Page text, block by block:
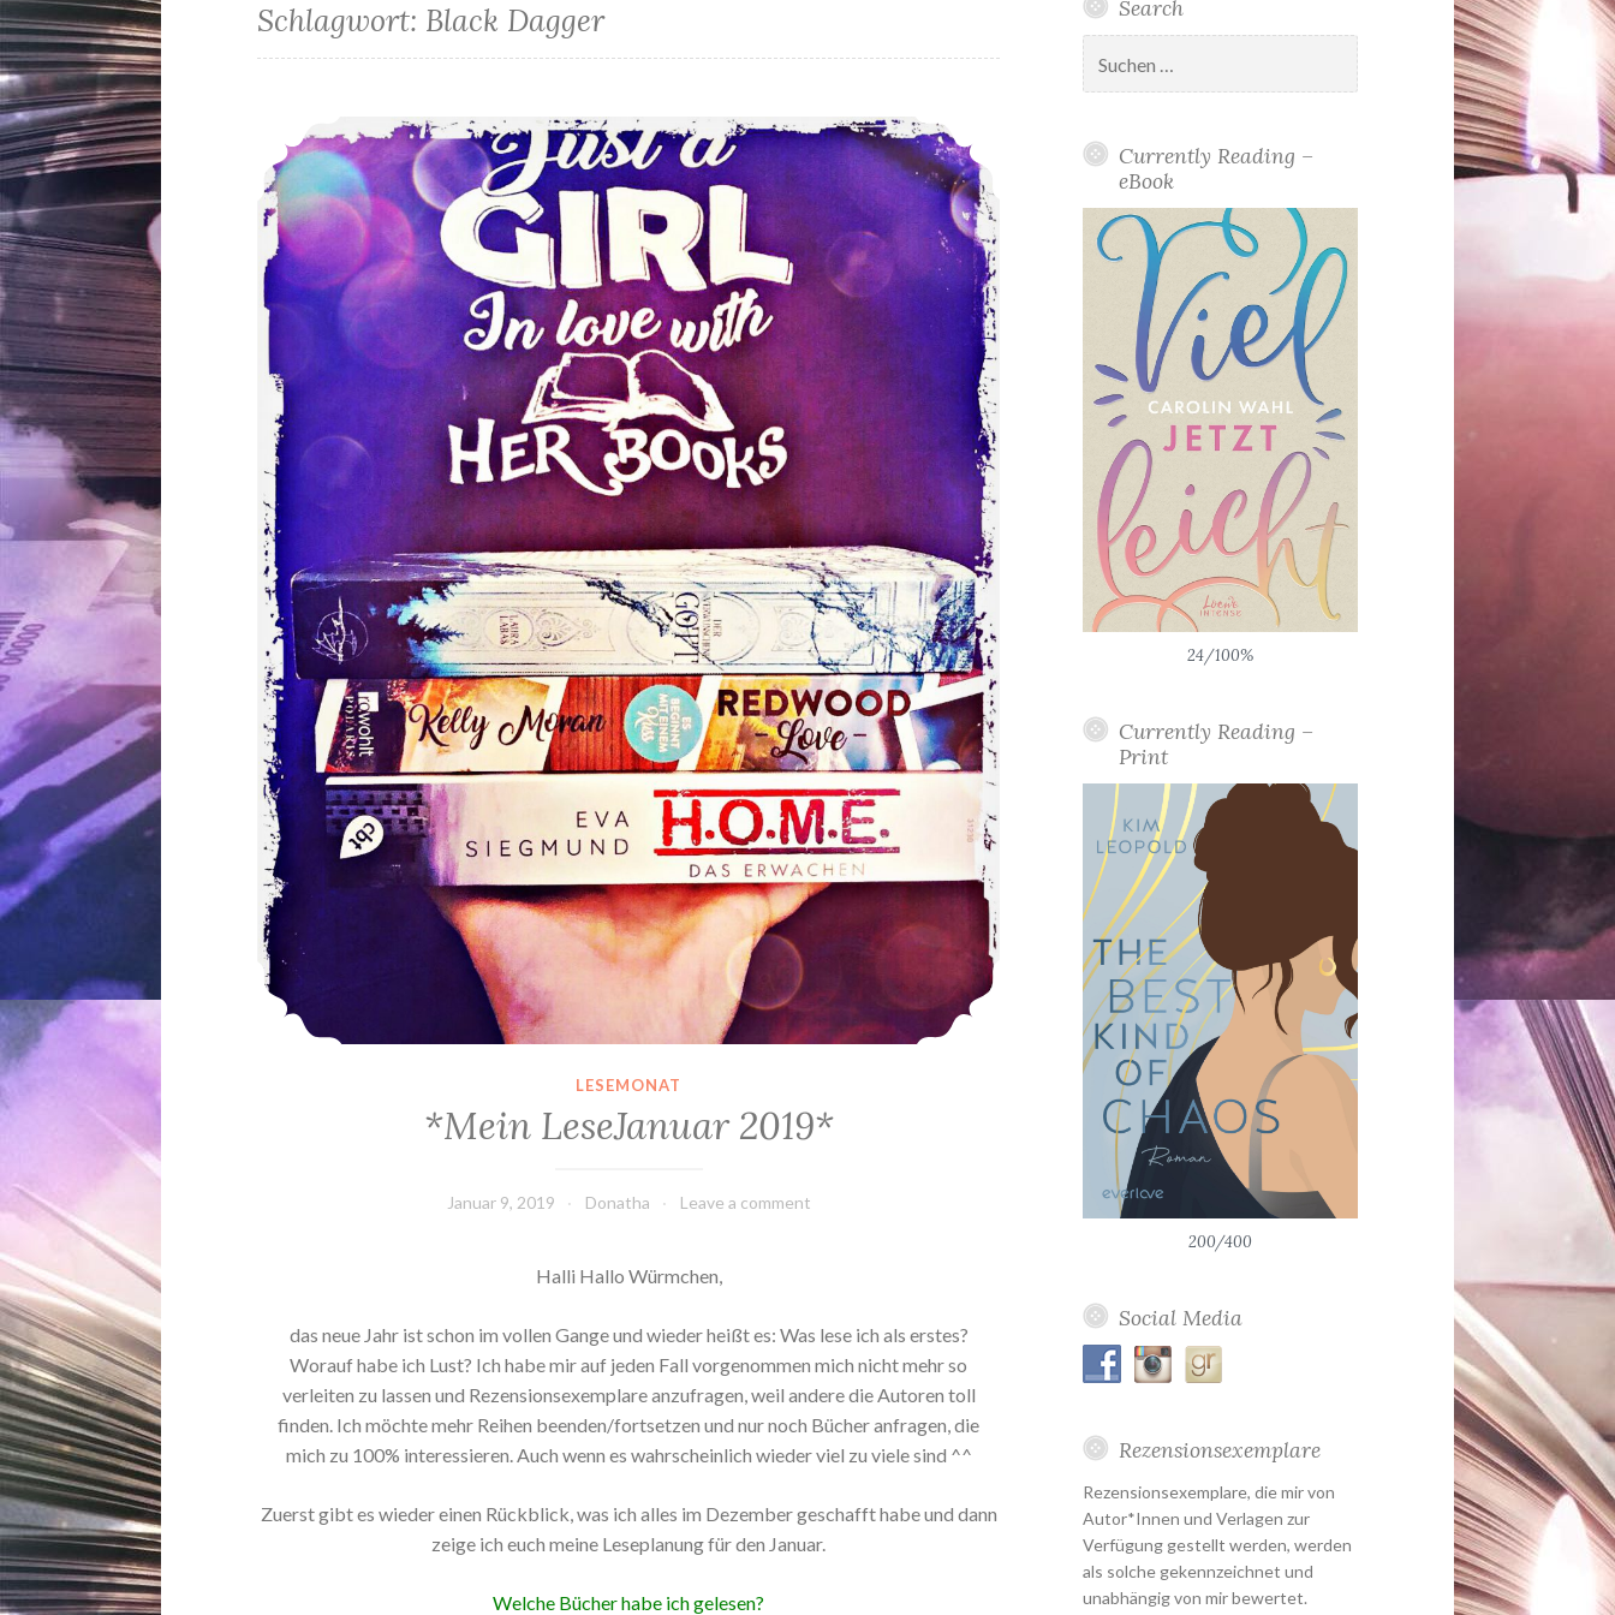
Schlagwort: Black Dagger
*Mein LeseJanuar 2019*
LESEMONAT
*Mein LeseJanuar 2019*
Januar 9, 2019 Donatha Leave a comment
Halli Hallo Würmchen,
das neue Jahr ist schon im vollen Gange und wieder heißt es: Was lese ich als erstes?
Worauf habe ich Lust? Ich habe mir auf jeden Fall vorgenommen mich nicht mehr so
verleiten zu lassen und Rezensionsexemplare anzufragen, weil andere die Autoren toll
finden. Ich möchte mehr Reihen beenden/fortsetzen und nur noch Bücher anfragen, die
mich zu 100% interessieren. Auch wenn es wahrscheinlich wieder viel zu viele sind ^^
Zuerst gibt es wieder einen Rückblick, was ich alles im Dezember geschafft habe und dann
zeige ich euch meine Leseplanung für den Januar.
Welche Bücher habe ich gelesen?
Search
nach:
Currently Reading –
eBook
24/100%
Currently Reading –
Print
200/400
Social Media
Rezensionsexemplare
Rezensionsexemplare, die mir von
Autor*Innen und Verlagen zur
Verfügung gestellt werden, werden
als solche gekennzeichnet und
unabhängig von mir bewertet.